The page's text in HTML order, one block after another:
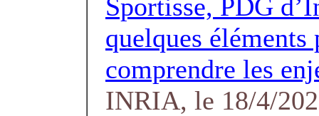
Sportisse, PDG
quelques
comprendre les
INRIA, le 18/4/